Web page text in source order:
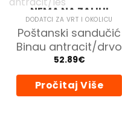
NEMA NA ZALIHI
DODATCI ZA VRT I OKOLICU
Poštanski sandučić
Binau antracit/drvo
52.89€
Pročitaj Više